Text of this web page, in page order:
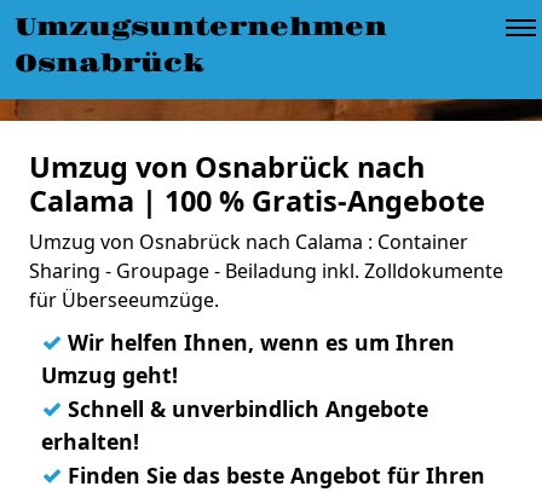
Umzugsunternehmen
Osnabrück
Umzug von Osnabrück nach
Calama | 100 % Gratis-Angebote
Umzug von Osnabrück nach Calama : Container
Sharing - Groupage - Beiladung inkl. Zolldokumente
für Überseeumzüge.
✓ Wir helfen Ihnen, wenn es um Ihren
Umzug geht!
✓ Schnell & unverbindlich Angebote
erhalten!
✓ Finden Sie das beste Angebot für Ihren